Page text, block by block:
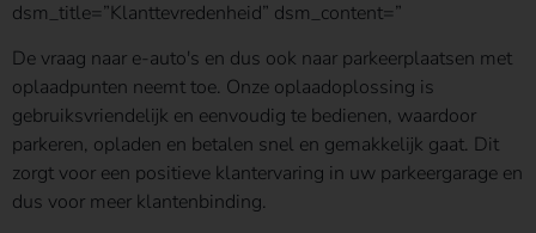
dsm_title=”Klanttevredenheid” dsm_content=”
De vraag naar e-auto's en dus ook naar parkeerplaatsen met
oplaadpunten neemt toe. Onze oplaadoplossing is
gebruiksvriendelijk en eenvoudig te bedienen, waardoor
parkeren, opladen en betalen snel en gemakkelijk gaat. Dit
zorgt voor een positieve klantervaring in uw parkeergarage en
dus voor meer klantenbinding.